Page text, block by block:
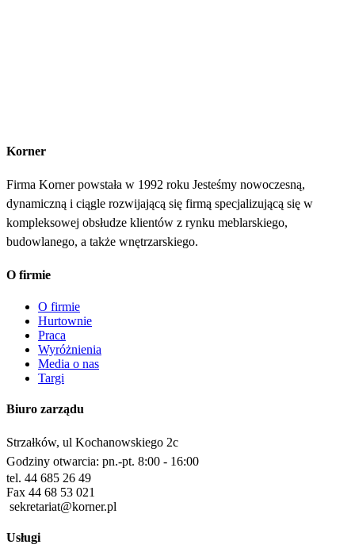
Korner
Firma Korner powstała w 1992 roku Jesteśmy nowoczesną,
dynamiczną i ciągle rozwijającą się firmą specjalizującą się w
kompleksowej obsłudze klientów z rynku meblarskiego,
budowlanego, a także wnętrzarskiego.
O firmie
O firmie
Hurtownie
Praca
Wyróżnienia
Media o nas
Targi
Biuro zarządu
Strzałków, ul Kochanowskiego 2c
Godziny otwarcia: pn.-pt. 8:00 - 16:00
tel. 44 685 26 49
Fax 44 68 53 021
sekretariat@korner.pl
Usługi